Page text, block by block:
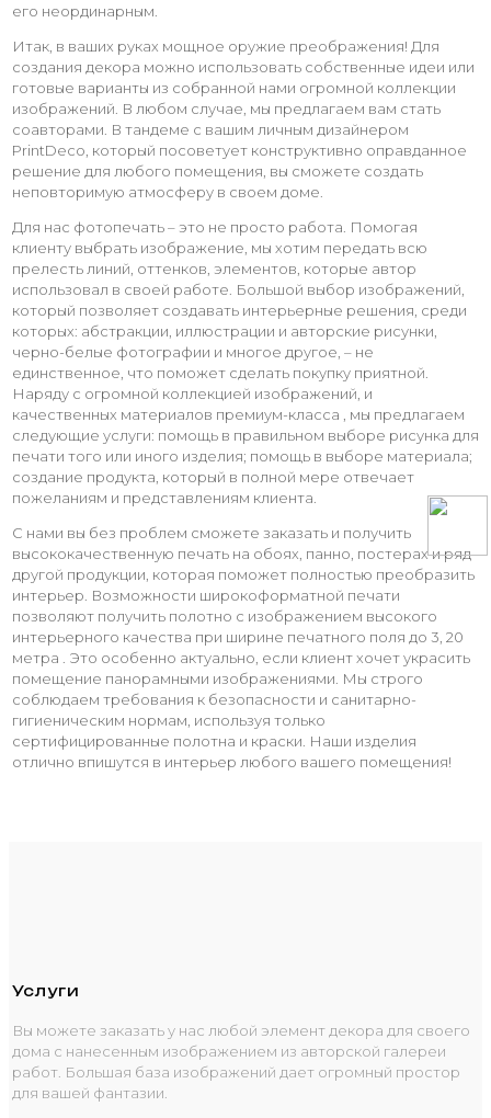
его неординарным.
Итак, в ваших руках мощное оружие преображения! Для
создания декора можно использовать собственные идеи или
готовые варианты из собранной нами огромной коллекции
изображений. В любом случае, мы предлагаем вам стать
соавторами. В тандеме с вашим личным дизайнером
PrintDeco, который посоветует конструктивно оправданное
решение для любого помещения, вы сможете создать
неповторимую атмосферу в своем доме.
Для нас фотопечать – это не просто работа. Помогая
клиенту выбрать изображение, мы хотим передать всю
прелесть линий, оттенков, элементов, которые автор
использовал в своей работе. Большой выбор изображений,
который позволяет создавать интерьерные решения, среди
которых: абстракции, иллюстрации и авторские рисунки,
черно-белые фотографии и многое другое, – не
единственное, что поможет сделать покупку приятной.
Наряду с огромной коллекцией изображений, и
качественных материалов премиум-класса , мы предлагаем
следующие услуги: помощь в правильном выборе рисунка для
печати того или иного изделия; помощь в выборе материала;
создание продукта, который в полной мере отвечает
пожеланиям и представлениям клиента.
С нами вы без проблем сможете заказать и получить
высококачественную печать на обоях, панно, постерах и ряд
другой продукции, которая поможет полностью преобразить
интерьер. Возможности широкоформатной печати
позволяют получить полотно с изображением высокого
интерьерного качества при ширине печатного поля до 3, 20
метра . Это особенно актуально, если клиент хочет украсить
помещение панорамными изображениями. Мы строго
соблюдаем требования к безопасности и санитарно-
гигиеническим нормам, используя только
сертифицированные полотна и краски. Наши изделия
отлично впишутся в интерьер любого вашего помещения!
Услуги
Вы можете заказать у нас любой элемент декора для своего
дома с нанесенным изображением из авторской галереи
работ. Большая база изображений дает огромный простор
для вашей фантазии.